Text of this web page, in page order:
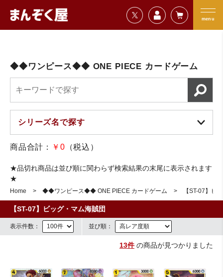
=================================
menu
まんぞく屋 格安TCG通販
◆◆ワンピース◆◆ ONE PIECE カードゲーム
商品合計： ￥0 （税込）
★品切れ商品は並び順に関わらず検索結果の末尾に表示されます
★
Home ◆◆ワンピース◆◆ ONE PIECE カードゲーム 【ST-07】ビ
【ST-07】ビッグ・マム海賊団
表示件数： 並び順：
13件の商品が見つかりました